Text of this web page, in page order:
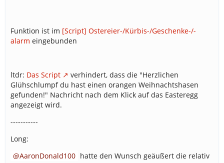
Funktion ist im [Script] Ostereier-/Kürbis-/Geschenke-/-
alarm eingebunden
ltdr: Das Script
verhindert, dass die "Herzlichen
Glühschlumpf du hast einen orangen Weihnachtshasen
gefunden!" Nachricht nach dem Klick auf das Easteregg
angezeigt wird.
-----------
Long:
AaronDonald100 hatte den Wunsch geäußert die relativ